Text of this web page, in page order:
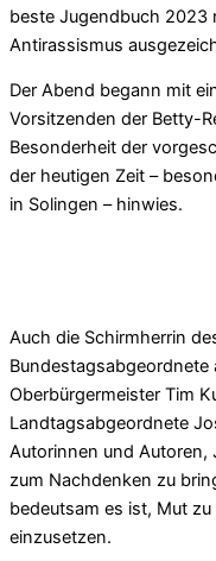
beste Jugendbuch 2023
Antirassismus
Der Abend begann mit
Vorsitzenden der Betty-
Besonderheit der
der heutigen Zeit –
in Solingen – hinwies.
Auch die Schirmherrin
Bundestagsabgeordnete
Oberbürgermeister Tim
Landtagsabgeordnete
Autorinnen und Autoren,
zum Nachdenken zu
bedeutsam es ist, Mut
einzusetzen.